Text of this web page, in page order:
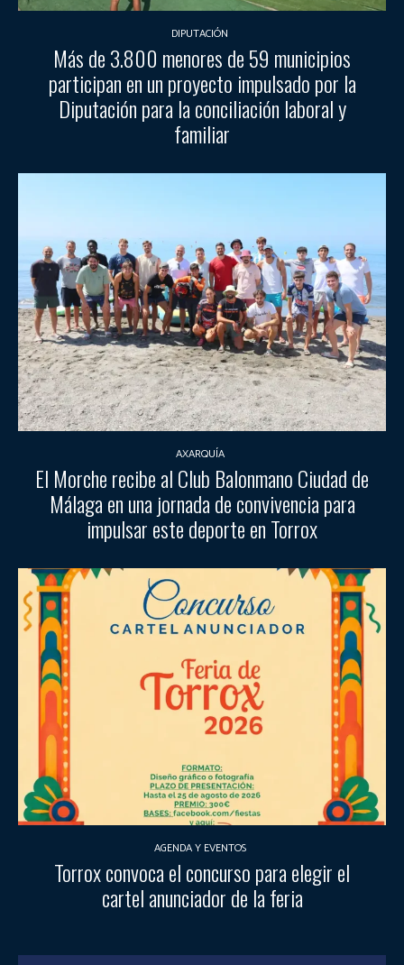
DIPUTACIÓN
Más de 3.800 menores de 59 municipios
participan en un proyecto impulsado por la
Diputación para la conciliación laboral y
familiar
AXARQUÍA
El Morche recibe al Club Balonmano Ciudad de
Málaga en una jornada de convivencia para
impulsar este deporte en Torrox
AGENDA Y EVENTOS
Torrox convoca el concurso para elegir el
cartel anunciador de la feria